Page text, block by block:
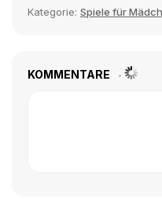
Kategorie: Spiele für
KOMMENTARE